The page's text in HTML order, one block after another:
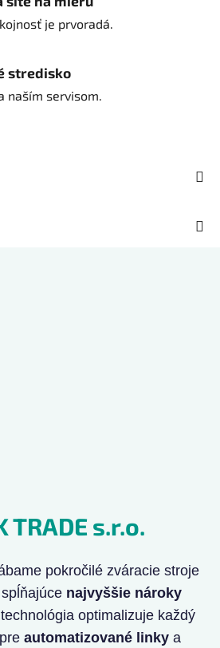
je prvoradá.
stredisko
naším servisom.
TRADE s.r.o.
pokročilé zváracie stroje
najvyššie nároky
optimalizuje každý
automatizované linky a